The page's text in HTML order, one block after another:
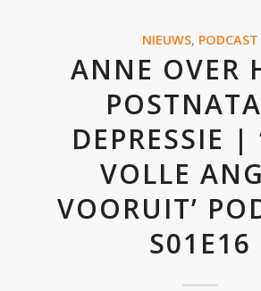
NIEUWS, PODCAST
ANNE OVER
DEPRESSIE |
VOLLE
VOORUIT’
S01E16